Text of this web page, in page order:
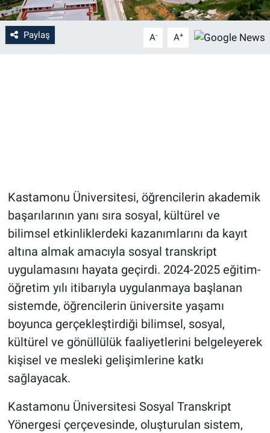
Paylaş A- A+
Kastamonu Üniversitesi, öğrencilerin akademik
başarılarının yanı sıra sosyal, kültürel ve
bilimsel etkinliklerdeki kazanımlarını da kayıt
altına almak amacıyla sosyal transkript
uygulamasını hayata geçirdi. 2024-2025 eğitim-
öğretim yılı itibarıyla uygulanmaya başlanan
sistemde, öğrencilerin üniversite yaşamı
boyunca gerçekleştirdiği bilimsel, sosyal,
kültürel ve gönüllülük faaliyetlerini belgeleyerek
kişisel ve mesleki gelişimlerine katkı
sağlayacak.
Kastamonu Üniversitesi Sosyal Transkript
Yönergesi çerçevesinde, oluşturulan sistem,